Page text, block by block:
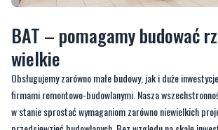
BAT – pomagamy budować
wielkie
Obsługujemy zarówno małe budowy, jak i duże
firmami remontowo-budowlanymi. Nasza
w stanie sprostać wymaganiom zarówno niewielkich